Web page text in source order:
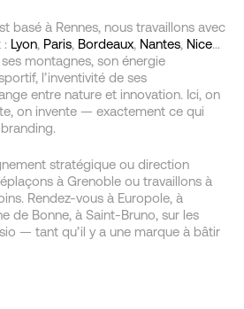
basé à Rennes, nous travaillons avec
: Lyon, Paris, Bordeaux, Nantes, Nice…
montagnes, son énergie
l’inventivité de ses
entre nature et innovation. Ici, on
on invente — exactement ce qui
stratégique ou direction
à Grenoble ou travaillons à
Rendez-vous à Europole, à
de Bonne, à Saint-Bruno, sur les
— tant qu’il y a une marque à bâtir